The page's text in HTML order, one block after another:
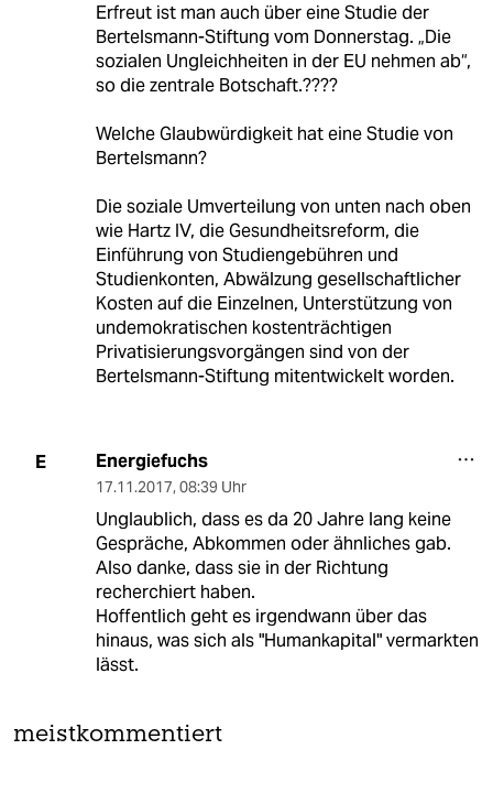
Erfreut ist man auch über eine Studie der
Bertelsmann-Stiftung vom Donnerstag. „Die
sozialen Ungleichheiten in der EU nehmen ab“,
so die zentrale Botschaft.????
Welche Glaubwürdigkeit hat eine Studie von
Bertelsmann?
Die soziale Umverteilung von unten nach oben
wie Hartz IV, die Gesundheitsreform, die
Einführung von Studiengebühren und
Studienkonten, Abwälzung gesellschaftlicher
Kosten auf die Einzelnen, Unterstützung von
undemokratischen kostenträchtigen
Privatisierungsvorgängen sind von der
Bertelsmann-Stiftung mitentwickelt worden.
E Energiefuchs
17.11.2017, 08:39 Uhr
Unglaublich, dass es da 20 Jahre lang keine
Gespräche, Abkommen oder ähnliches gab.
Also danke, dass sie in der Richtung
recherchiert haben.
Hoffentlich geht es irgendwann über das
hinaus, was sich als "Humankapital" vermarkten
lässt.
meistkommentiert